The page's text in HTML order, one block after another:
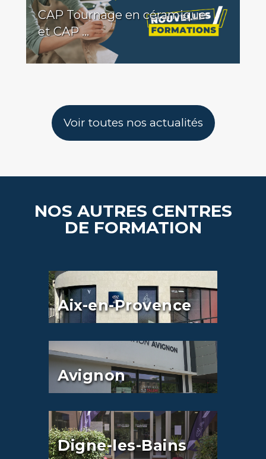
CAP Tournage en céramique
et CAP ...
Voir toutes nos actualités
NOS AUTRES CENTRES
DE FORMATION
Aix-en-Provence
Avignon
Digne-les-Bains